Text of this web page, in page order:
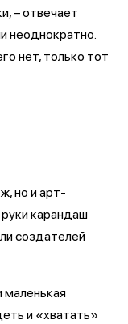
– отвечает
неоднократно.
нет, только тот
но и арт-
карандаш
создателей
маленькая
и «хватать»